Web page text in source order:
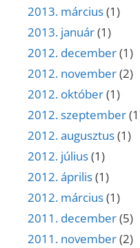
2013. március(1)
2013. január(1)
2012. december(1)
2012. november(2)
2012. október(1)
2012. szeptember
2012. augusztus(1)
2012. július(1)
2012. április(1)
2012. március(1)
2011. december(5)
2011. november(2)